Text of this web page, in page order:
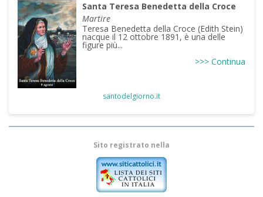
Santa Teresa Benedetta della Croce
Martire
Teresa Benedetta della Croce (Edith Stein)
nacque il 12 ottobre 1891, è una delle
figure più...
>>> Continua
santodelgiorno.it
Sito registrato nella